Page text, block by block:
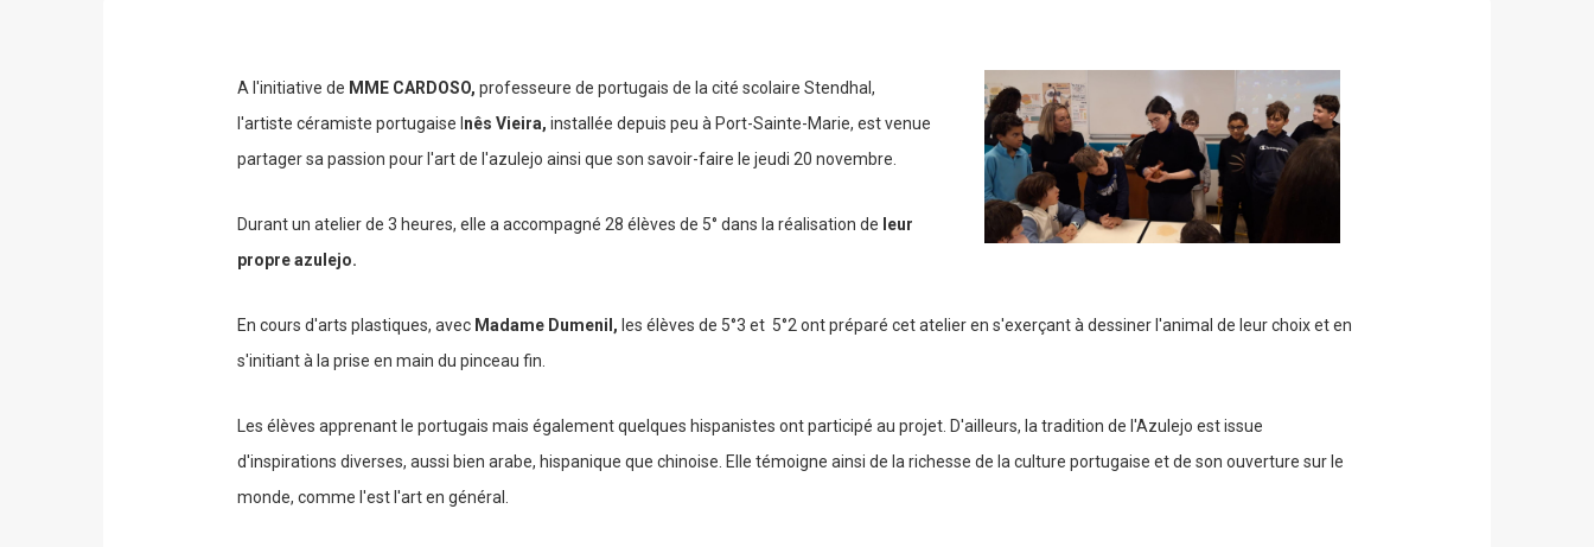
A l'initiative de MME CARDOSO, professeure de portugais de la cité scolaire Stendhal,
l'artiste céramiste portugaise I nês Vieira, installée depuis peu à Port-Sainte-Marie, est venue
partager sa passion pour l'art de l'azulejo ainsi que son savoir-faire le jeudi 20 novembre.
Durant un atelier de 3 heures, elle a accompagné 28 élèves de 5° dans la réalisation de leur
propre azulejo.
En cours d'arts plastiques, avec Madame Dumenil, les élèves de 5°3 et 5°2 ont préparé cet atelier en s'exerçant à dessiner l'animal de leur choix et en
s'initiant à la prise en main du pinceau fin.
Les élèves apprenant le portugais mais également quelques hispanistes ont participé au projet. D'ailleurs, la tradition de l'Azulejo est issue
d'inspirations diverses, aussi bien arabe, hispanique que chinoise. Elle témoigne ainsi de la richesse de la culture portugaise et de son ouverture sur le
monde, comme l'est l'art en général.